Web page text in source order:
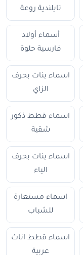
تايلندية روعة
أسماء أولاد
فارسية حلوة
اسماء بنات بحرف
الزاي
اسماء قطط ذكور
شقية
اسماء بنات بحرف
الياء
اسماء مستعارة
للشباب
اسماء قطط اناث
عربية